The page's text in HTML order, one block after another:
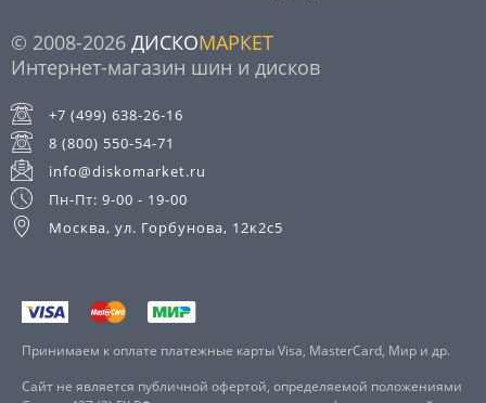
© 2008-2026 ДИСКОМАРКЕТ
Интернет-магазин шин и дисков
+7 (499) 638-26-16
8 (800) 550-54-71
info@diskomarket.ru
Пн-Пт: 9-00 - 19-00
Москва, ул. Горбунова, 12к2с5
Принимаем к оплате платежные карты Visa, MasterCard, Мир и др.
Сайт не является публичной офертой, определяемой положениями